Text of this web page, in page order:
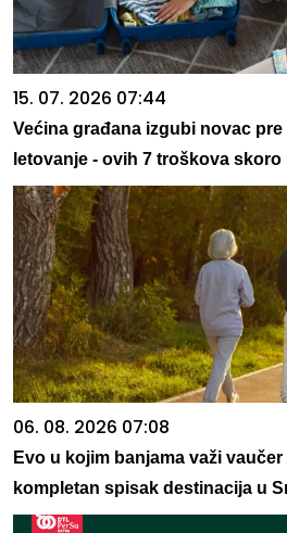
15. 07. 2026 07:44
Većina građana izgubi novac
letovanje - ovih 7 troškova
06. 08. 2026 07:08
Evo u kojim banjama važi
kompletan spisak destinacija u